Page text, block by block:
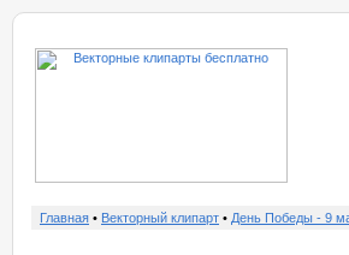
Главная • Векторный клипарт • День Победы - 9